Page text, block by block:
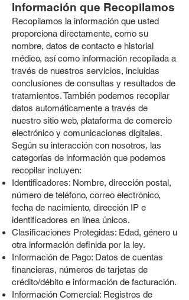
Información que Recopilamos
Recopilamos la información que usted
proporciona directamente, como su
nombre, datos de contacto e historial
médico, así como información recopilada a
través de nuestros servicios, incluidas
conclusiones de consultas y resultados de
tratamientos. También podemos recopilar
datos automáticamente a través de
nuestro sitio web, plataforma de comercio
electrónico y comunicaciones digitales.
Según su interacción con nosotros, las
categorías de información que podemos
recopilar incluyen:
Identificadores: Nombre, dirección postal,
número de teléfono, correo electrónico,
fecha de nacimiento, dirección IP e
identificadores en línea únicos.
Clasificaciones Protegidas: Edad, género u
otra información definida por la ley.
Información de Pago: Datos de cuentas
financieras, números de tarjetas de
crédito/débito e información de facturación.
Información Comercial: Registros de